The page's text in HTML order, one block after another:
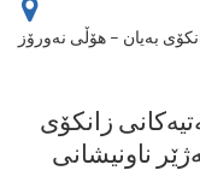
بەیان – هۆڵی نەورۆز
زانکۆی
ناونیشانی